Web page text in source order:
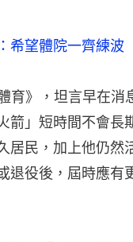
希望體院一齊練波
育》，坦言早在消
箭」短時間不會長
居民，加上他仍然
退役後，屆時應有